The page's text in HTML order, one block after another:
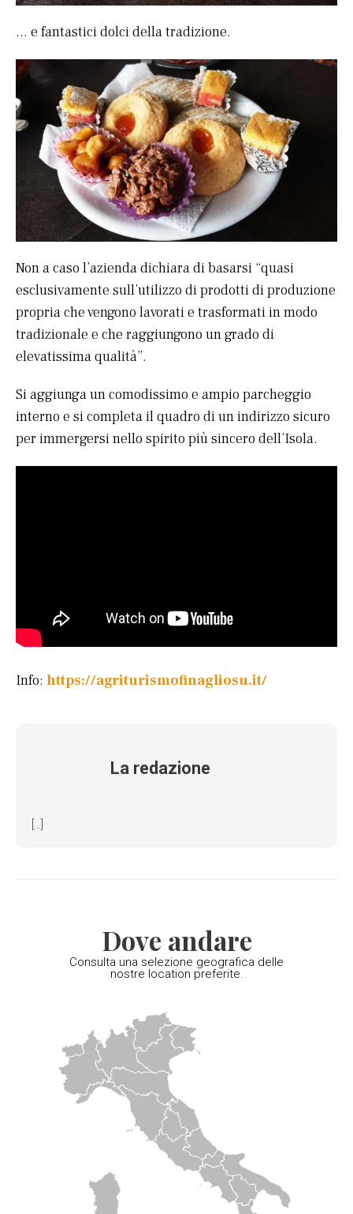
… e fantastici dolci della tradizione.
Non a caso l’azienda dichiara di basarsi “quasi
esclusivamente sull’utilizzo di prodotti di produzione
propria che vengono lavorati e trasformati in modo
tradizionale e che raggiungono un grado di
elevatissima qualità”.
Si aggiunga un comodissimo e ampio parcheggio
interno e si completa il quadro di un indirizzo sicuro
per immergersi nello spirito più sincero dell’Isola.
Info: https://agriturismofinagliosu.it/
La redazione
[...]
Dove andare
Consulta una selezione geografica delle
nostre location preferite.